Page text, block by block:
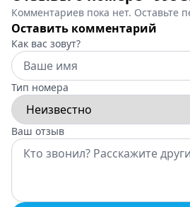
Комментариев пока нет. Оставьте
Оставить комментарий
Как вас зовут?
Тип номера
Ваш отзыв